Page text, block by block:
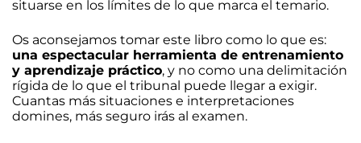
situarse en los límites de lo que marca el temario.
Os aconsejamos tomar este libro como lo que es:
una espectacular herramienta de entrenamiento
y aprendizaje práctico, y no como una delimitación
rígida de lo que el tribunal puede llegar a exigir.
Cuantas más situaciones e interpretaciones
domines, más seguro irás al examen.